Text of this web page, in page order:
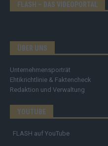
FLASH – DAS VIDEOPORTAL
ÜBER UNS
Unternehmensporträt
Ehtikrichtlinie & Faktencheck
Redaktion und Verwaltung
YOUTUBE
FLASH auf YouTube